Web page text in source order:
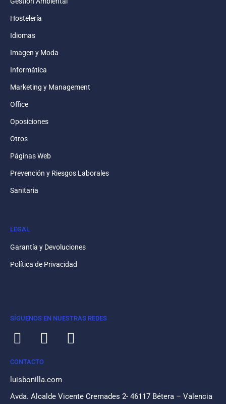
Hostelería
Idiomas
Imagen y Moda
Informática
Marketing y Management
Office
Oposiciones
Otros
Páginas Web
Prevención y Riesgos Laborales
Sanitaria
LEGAL
Garantía y Devoluciones
Política de Privacidad
SÍGUENOS EN NUESTRAS REDES
CONTACTO
luisbonilla.com
Avda. Alcalde Vicente Cremades 2- 46117 Bétera – Valencia